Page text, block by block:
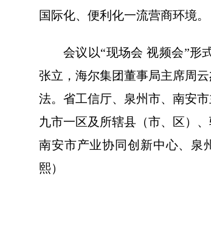
国际化、便利化一流营商环境。
会议以“现场会 视频会”形
张立，海尔集团董事局主席周
法。省工信厅、泉州市、南安
九市一区及所辖县（市、区）
南安市产业协同创新中心、泉
熙）